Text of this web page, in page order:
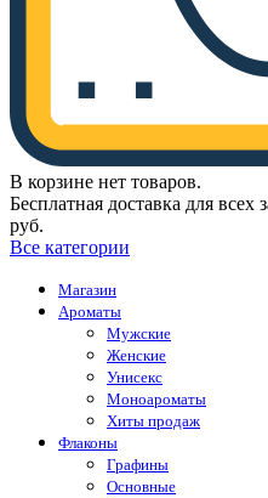
В корзине нет товаров.
Бесплатная доставка для
руб.
Все категории
Магазин
Ароматы
Мужские
Женские
Унисекс
Моноароматы
Хиты продаж
Флаконы
Графины
Основные